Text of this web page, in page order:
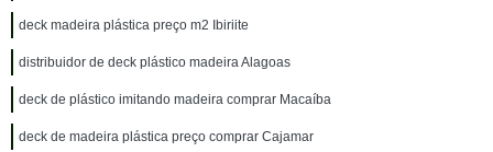
deck madeira plástica preço m2 Ibiriite
distribuidor de deck plástico madeira Alagoas
deck de plástico imitando madeira comprar Macaíba
deck de madeira plástica preço comprar Cajamar